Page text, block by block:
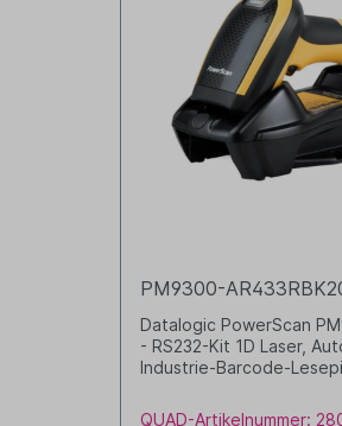
PM9300-
Datalogic PowerScan
- RS232-Kit 1D Laser,
Industrie-Barcode-
Wechselakku (RBP-PM90)
QUAD-Artikelnummer: